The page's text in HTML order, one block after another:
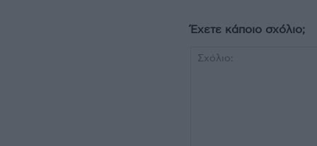
Έχετε κάποιο σχόλιο;